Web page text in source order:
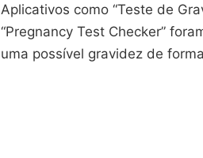
Aplicativos como “Teste de
“Pregnancy Test Checker”
uma possível gravidez de